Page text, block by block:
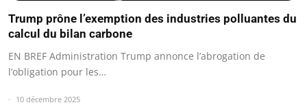
Trump prône l’exemption des industries polluantes du
calcul du bilan carbone
EN BREF Administration Trump annonce l’abrogation de
l’obligation pour les…
10 décembre 2025